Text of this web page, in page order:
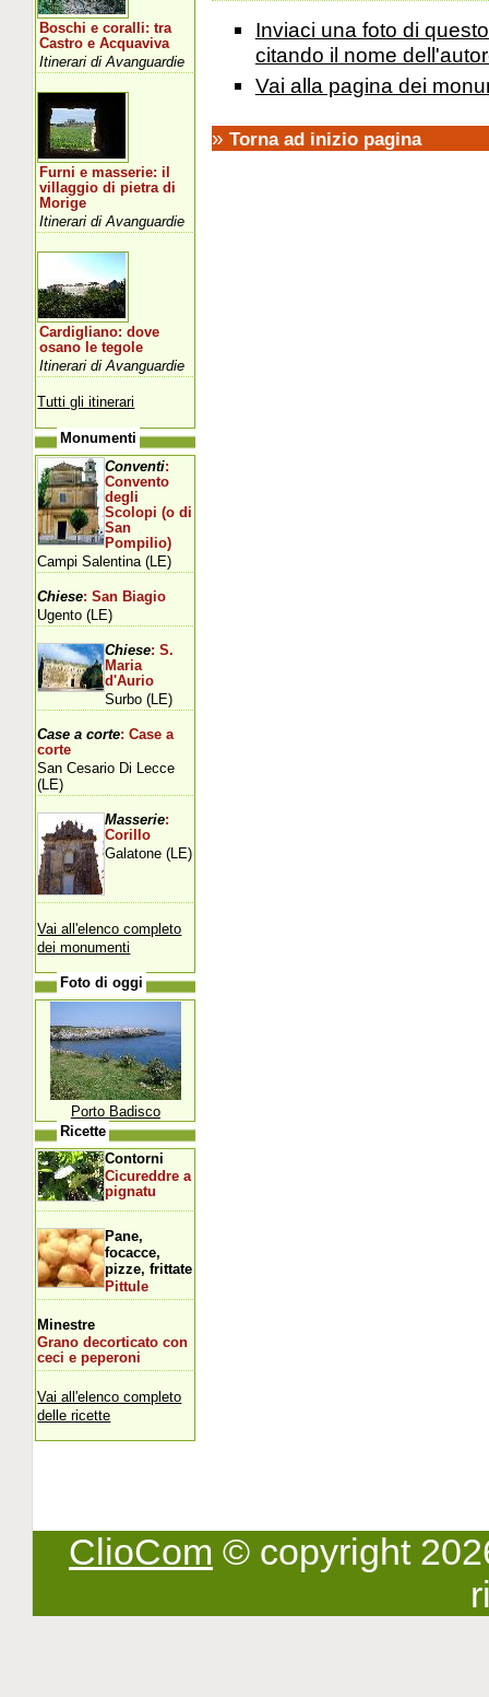
Inviaci una foto di
citando il nome
Vai alla pagina dei
» Torna ad inizio pagina
Boschi e coralli: tra
Castro e Acquaviva
Itinerari di Avanguardie
Furni e masserie: il
villaggio di pietra di
Morige
Itinerari di Avanguardie
Cardigliano: dove
osano le tegole
Itinerari di Avanguardie
Tutti gli itinerari
Monumenti
Conventi:
Convento
degli
Scolopi (o di
San
Pompilio)
Campi Salentina (LE)
Chiese: San Biagio
Ugento (LE)
Chiese: S.
Maria
d'Aurio
Surbo (LE)
Case a corte: Case a
corte
San Cesario Di Lecce
(LE)
Masserie:
Corillo
Galatone (LE)
Vai all'elenco completo
dei monumenti
Foto di oggi
Porto Badisco
Ricette
Contorni
Cicureddre a
pignatu
Pane,
focacce,
pizze, frittate
Pittule
Minestre
Grano decorticato con
ceci e peperoni
Vai all'elenco completo
delle ricette
ClioCom © copyright